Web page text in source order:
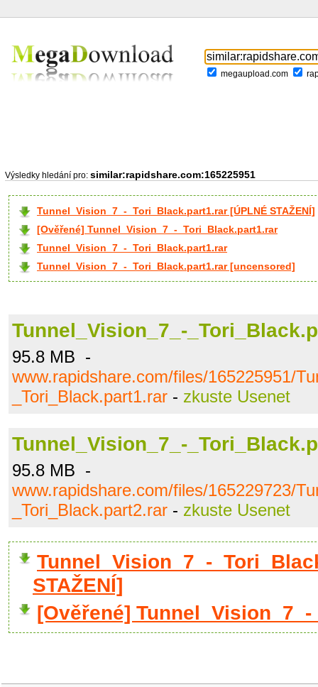
megaupload.com
Výsledky hledání pro: similar:rapidshare.com:165225951
Tunnel_Vision_7_-_Tori_Black.part1.rar [ÚPLNÉ STAŽENÍ]
[Ověřené] Tunnel_Vision_7_-_Tori_Black.part1.rar
Tunnel_Vision_7_-_Tori_Black.part1.rar
Tunnel_Vision_7_-_Tori_Black.part1.rar [uncensored]
Tunnel_Vision_7_-
95.8 MB -
www.rapidshare.com/files/165225951/
_Tori_Black.part1.rar - zkuste Usenet
Tunnel_Vision_7_-
95.8 MB -
www.rapidshare.com/files/165229723/
_Tori_Black.part2.rar - zkuste Usenet
Tunnel_Vision_7_-
STAŽENÍ]
[Ověřené]